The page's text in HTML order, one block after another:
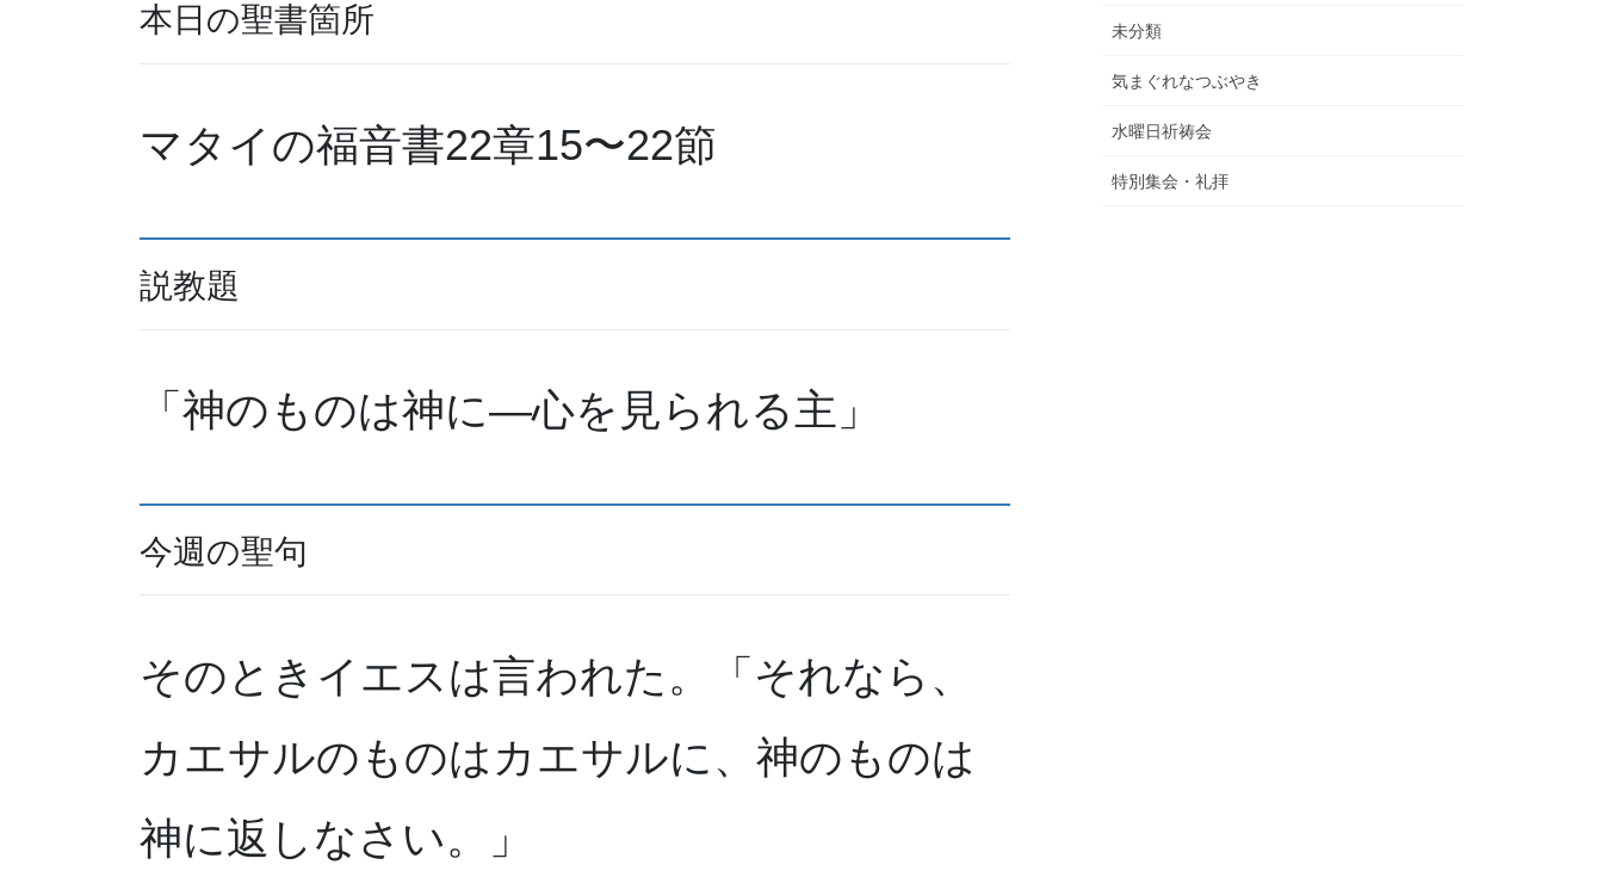
本日の聖書箇所
マタイの福音書22章15〜22節
説教題
「神のものは神に—心を見られる主」
今週の聖句
そのときイエスは言われた。「それなら、
カエサルのものはカエサルに、神のものは
神に返しなさい。」
未分類
気まぐれなつぶやき
水曜日祈祷会
特別集会・礼拝